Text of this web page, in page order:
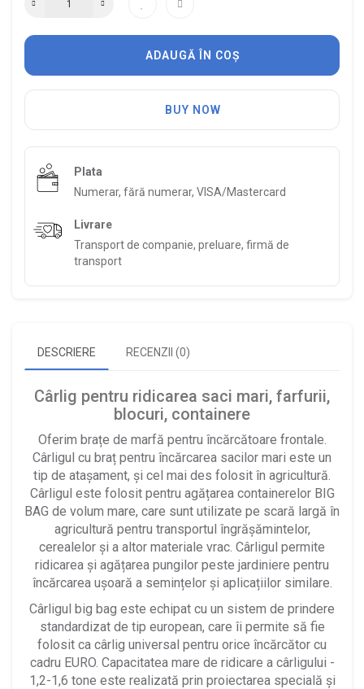
ADAUGĂ ÎN COȘ
BUY NOW
Plata
Numerar, fără numerar, VISA/Mastercard
Livrare
Transport de companie, preluare, firmă de
transport
DESCRIERE RECENZII (0)
Cârlig pentru ridicarea saci mari, farfurii,
blocuri, containere
Oferim brațe de marfă pentru încărcătoare frontale.
Cârligul cu braț pentru încărcarea sacilor mari este un
tip de atașament, și cel mai des folosit în agricultură.
Cârligul este folosit pentru agățarea containerelor BIG
BAG de volum mare, care sunt utilizate pe scară largă în
agricultură pentru transportul îngrășămintelor,
cerealelor și a altor materiale vrac. Cârligul permite
ridicarea și agățarea pungilor peste jardiniere pentru
încărcarea ușoară a semințelor și aplicațiilor similare.
Cârligul big bag este echipat cu un sistem de prindere
standardizat de tip european, care îi permite să fie
folosit ca cârlig universal pentru orice încărcător cu
cadru EURO. Capacitatea mare de ridicare a cârligului -
1,2-1,6 tone este realizată prin proiectarea specială și